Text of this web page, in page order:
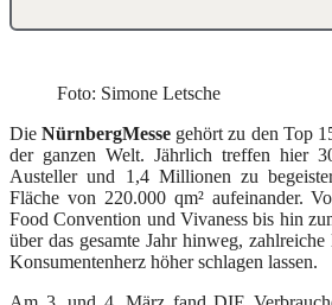
Foto: Simone Letsche
DieNürnbergMesse gehört zu den Top
der ganzen Welt. Jährlich treffen hier
Austeller und 1,4 Millionen zu
Fläche von 220.000 qm² aufeinander.
Food Convention und Vivaness bis hin
über das gesamte Jahr hinweg,
Konsumentenherz höher schlagen lassen.